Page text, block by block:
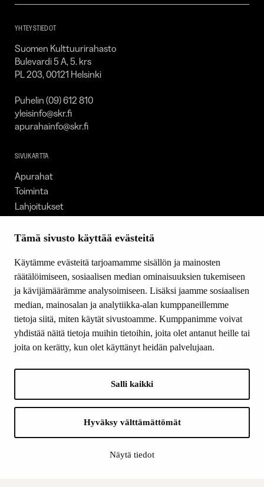
Tämä sivusto käyttää evästeitä
Käytämme evästeitä tarjoamamme sisällön ja mainosten
räätälöimiseen, sosiaalisen median ominaisuuksien tukemiseen
ja kävijämäärämme analysoimiseen. Lisäksi jaamme sosiaalisen
median, mainosalan ja analytiikka-alan kumppaneillemme
tietoja siitä, miten käytät sivustoamme. Kumppanimme voivat
yhdistää näitä tietoja muihin tietoihin, joita olet antanut heille tai
joita on kerätty, kun olet käyttänyt heidän palvelujaan.
Salli kaikki
Hyväksy välttämättömät
Näytä tiedot
YHTEYSTIEDOT
Suomen Kulttuurirahasto
Bulevardi 5 A, 5. krs
PL 203, 00121 Helsinki
Puhelin (09) 612 810
yleisinfo@skr.fi
apurahainfo@skr.fi
SIVUKARTTA
Apurahat
Toiminta
Lahjoitukset
Ajankohtaista
Yhteystiedot
SEURAA MEITÄ
Facebook
Instagram
LinkedIn
Suomen Kulttuurirahasto: